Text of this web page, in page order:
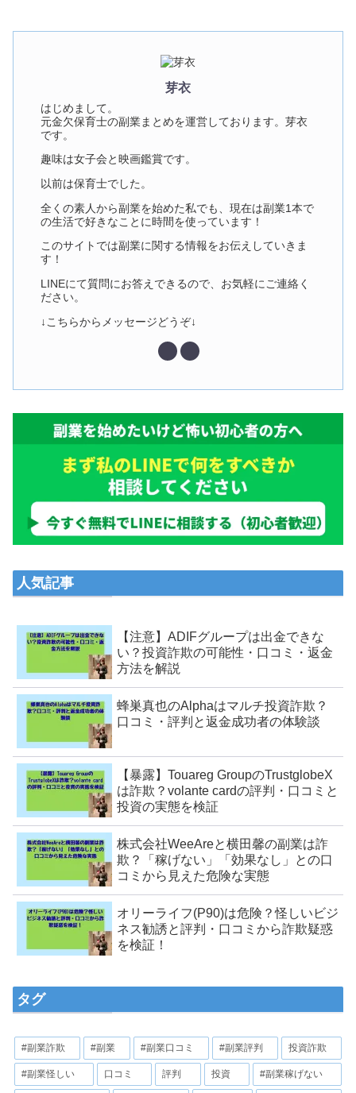
芽衣
はじめまして。
元金欠保育士の副業まとめを運営しております。芽衣
です。
趣味は女子会と映画鑑賞です。
以前は保育士でした。
全くの素人から副業を始めた私でも、現在は副業1本で
の生活で好きなことに時間を使っています！
このサイトでは副業に関する情報をお伝えしていきま
す！
LINEにて質問にお答えできるので、お気軽にご連絡く
ださい。
↓こちらからメッセージどうぞ↓
人気記事
【注意】ADIFグループは出金できな
い？投資詐欺の可能性・口コミ・返金
方法を解説
蜂巣真也のAlphaはマルチ投資詐欺？
口コミ・評判と返金成功者の体験談
【暴露】Touareg GroupのTrustglobeX
は詐欺？volante cardの評判・口コミと
投資の実態を検証
株式会社WeeAreと横田馨の副業は詐
欺？「稼げない」「効果なし」との口
コミから見えた危険な実態
オリーライフ(P90)は危険？怪しいビジ
ネス勧誘と評判・口コミから詐欺疑惑
を検証！
タグ
#副業詐欺 #副業 #副業口コミ #副業評判 投資詐欺
#副業怪しい 口コミ 評判 投資 #副業稼げない